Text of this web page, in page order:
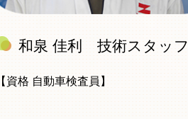
和泉 佳利 技術スタッフ
【資格 自動車検査員】